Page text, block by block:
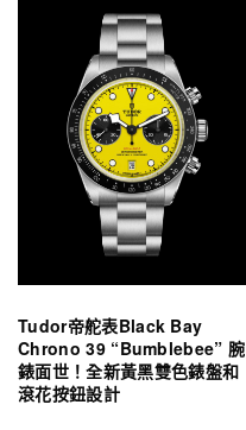
Tudor帝舵表Black Bay
Chrono 39 “Bumblebee” 腕
錶面世！全新黃黑雙色錶盤和
滾花按鈕設計